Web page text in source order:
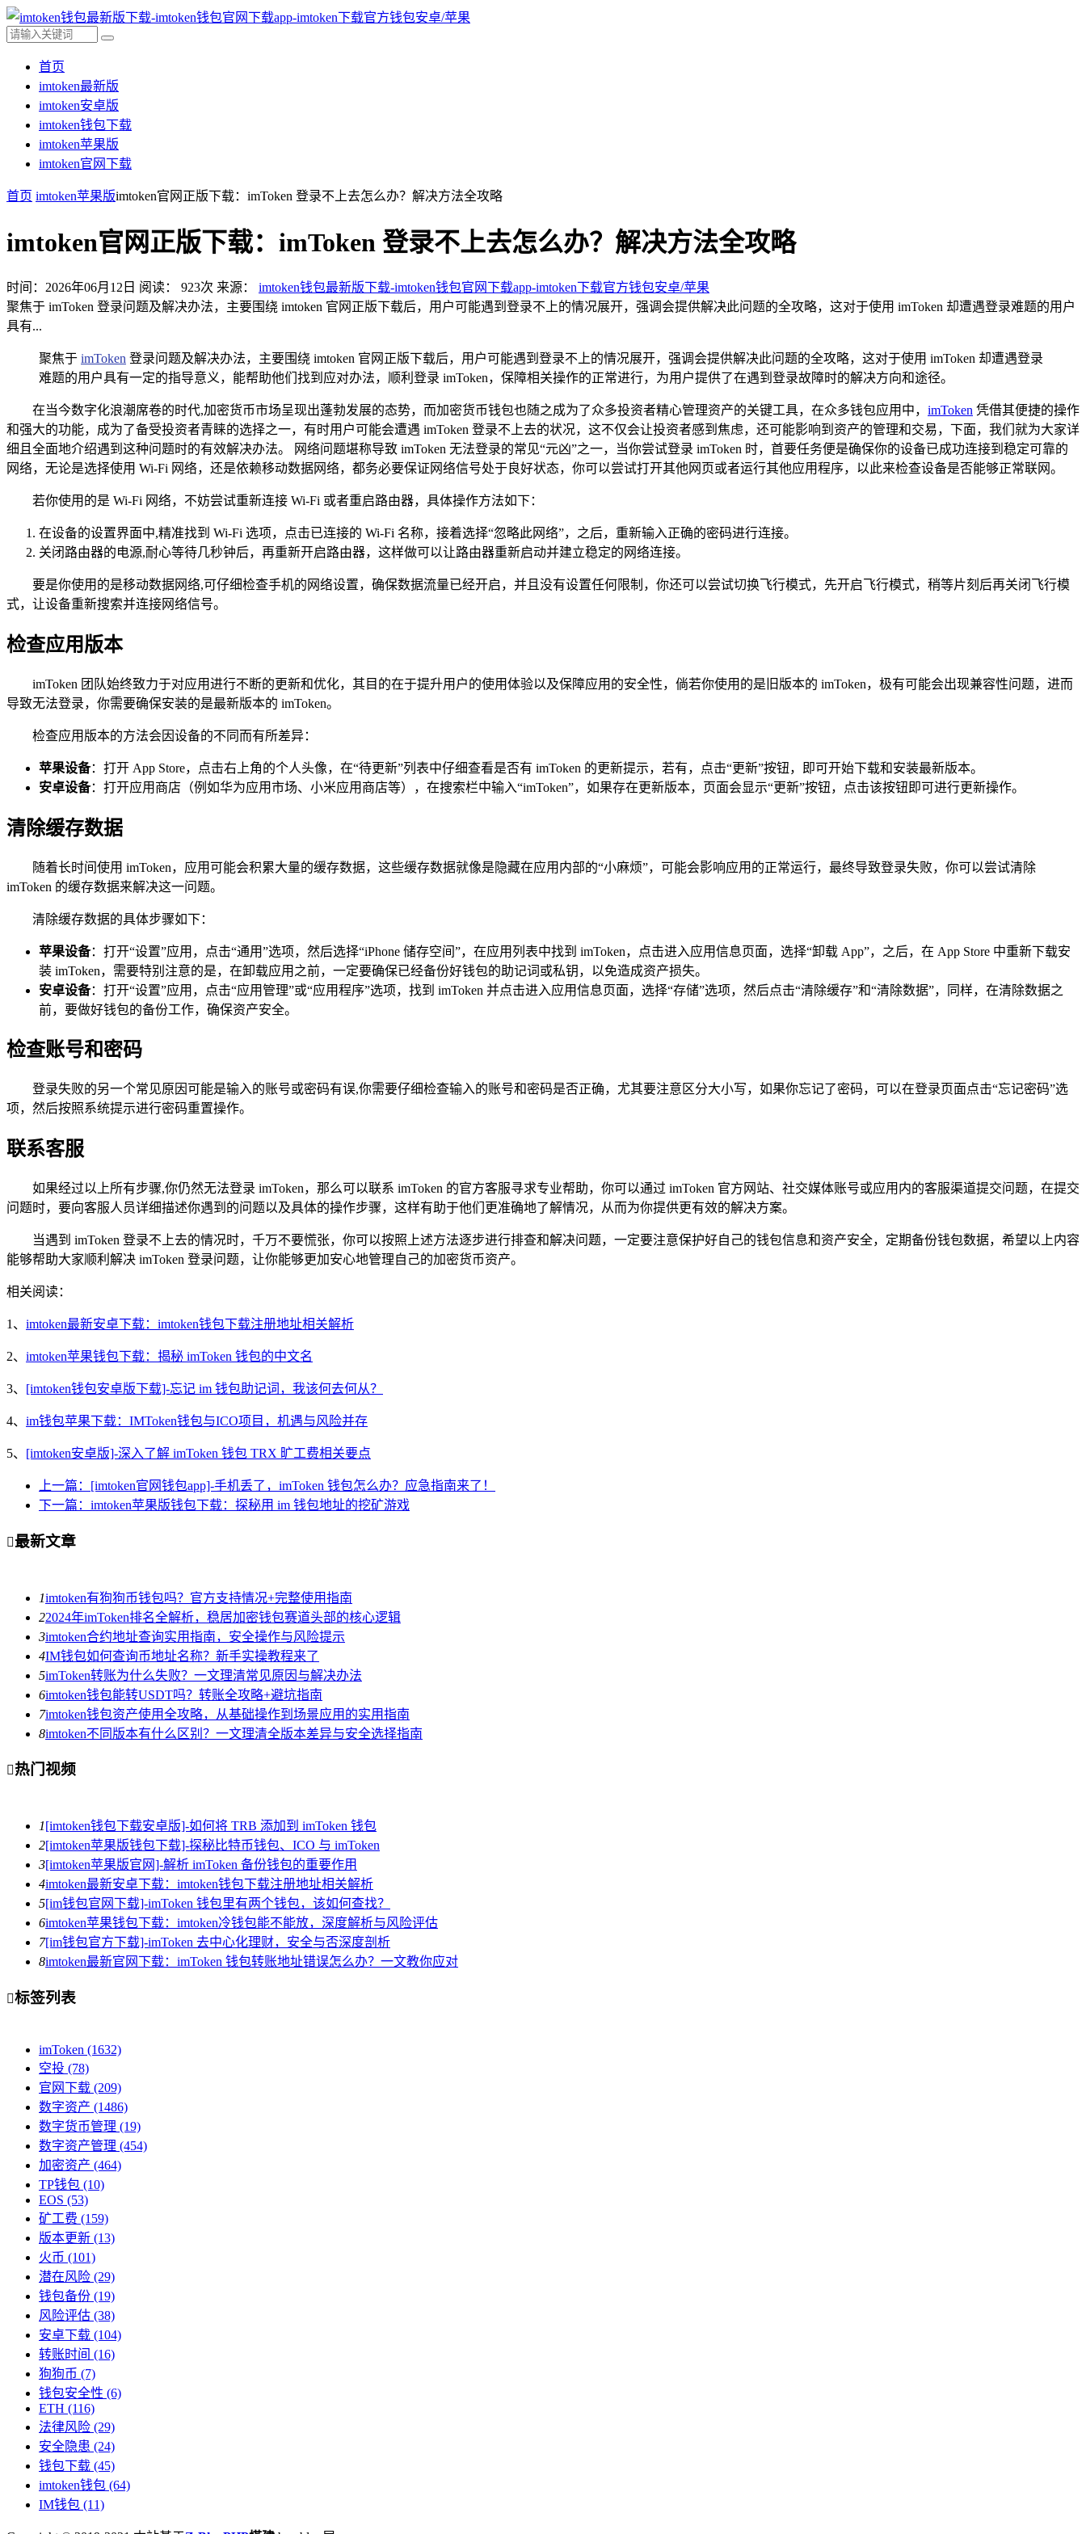
首页
imtoken最新版
imtoken安卓版
imtoken钱包下载
imtoken苹果版
imtoken官网下载
首页 imtoken苹果版imtoken官网正版下载：imToken 登录不上去怎么办？解决方法全攻略
imtoken官网正版下载：imToken 登录不上去怎么办？解决方法全攻略
时间：2026年06月12日 阅读： 923次 来源： imtoken钱包最新版下载-imtoken钱包官网下载app-imtoken下载官方钱包安卓/苹果
聚焦于 imToken 登录问题及解决办法，主要围绕 imtoken 官网正版下载后，用户可能遇到登录不上的情况展开，强调会提供解决此问题的全攻略，这对于使用 imToken 却遭遇登录难题的用户
具有...
聚焦于 imToken 登录问题及解决办法，主要围绕 imtoken 官网正版下载后，用户可能遇到登录不上的情况展开，强调会提供解决此问题的全攻略，这对于使用 imToken 却遭遇登录
难题的用户具有一定的指导意义，能帮助他们找到应对办法，顺利登录 imToken，保障相关操作的正常进行，为用户提供了在遇到登录故障时的解决方向和途径。
在当今数字化浪潮席卷的时代,加密货币市场呈现出蓬勃发展的态势，而加密货币钱包也随之成为了众多投资者精心管理资产的关键工具，在众多钱包应用中， imToken 凭借其便捷的操作
和强大的功能，成为了备受投资者青睐的选择之一，有时用户可能会遭遇 imToken 登录不上去的状况，这不仅会让投资者感到焦虑，还可能影响到资产的管理和交易，下面，我们就为大家详
细且全面地介绍遇到这种问题时的有效解决办法。 网络问题堪称导致 imToken 无法登录的常见“元凶”之一，当你尝试登录 imToken 时，首要任务便是确保你的设备已成功连接到稳定可靠的
网络，无论是选择使用 Wi-Fi 网络，还是依赖移动数据网络，都务必要保证网络信号处于良好状态，你可以尝试打开其他网页或者运行其他应用程序，以此来检查设备是否能够正常联网。
若你使用的是 Wi-Fi 网络，不妨尝试重新连接 Wi-Fi 或者重启路由器，具体操作方法如下：
在设备的设置界面中,精准找到 Wi-Fi 选项，点击已连接的 Wi-Fi 名称，接着选择“忽略此网络”，之后，重新输入正确的密码进行连接。
关闭路由器的电源,耐心等待几秒钟后，再重新开启路由器，这样做可以让路由器重新启动并建立稳定的网络连接。
要是你使用的是移动数据网络,可仔细检查手机的网络设置，确保数据流量已经开启，并且没有设置任何限制，你还可以尝试切换飞行模式，先开启飞行模式，稍等片刻后再关闭飞行模
式，让设备重新搜索并连接网络信号。
检查应用版本
imToken 团队始终致力于对应用进行不断的更新和优化，其目的在于提升用户的使用体验以及保障应用的安全性，倘若你使用的是旧版本的 imToken，极有可能会出现兼容性问题，进而
导致无法登录，你需要确保安装的是最新版本的 imToken。
检查应用版本的方法会因设备的不同而有所差异：
苹果设备：打开 App Store，点击右上角的个人头像，在“待更新”列表中仔细查看是否有 imToken 的更新提示，若有，点击“更新”按钮，即可开始下载和安装最新版本。
安卓设备：打开应用商店（例如华为应用市场、小米应用商店等），在搜索栏中输入“imToken”，如果存在更新版本，页面会显示“更新”按钮，点击该按钮即可进行更新操作。
清除缓存数据
随着长时间使用 imToken，应用可能会积累大量的缓存数据，这些缓存数据就像是隐藏在应用内部的“小麻烦”，可能会影响应用的正常运行，最终导致登录失败，你可以尝试清除
imToken 的缓存数据来解决这一问题。
清除缓存数据的具体步骤如下：
苹果设备：打开“设置”应用，点击“通用”选项，然后选择“iPhone 储存空间”，在应用列表中找到 imToken，点击进入应用信息页面，选择“卸载 App”，之后，在 App Store 中重新下载安
装 imToken，需要特别注意的是，在卸载应用之前，一定要确保已经备份好钱包的助记词或私钥，以免造成资产损失。
安卓设备：打开“设置”应用，点击“应用管理”或“应用程序”选项，找到 imToken 并点击进入应用信息页面，选择“存储”选项，然后点击“清除缓存”和“清除数据”，同样，在清除数据之
前，要做好钱包的备份工作，确保资产安全。
检查账号和密码
登录失败的另一个常见原因可能是输入的账号或密码有误,你需要仔细检查输入的账号和密码是否正确，尤其要注意区分大小写，如果你忘记了密码，可以在登录页面点击“忘记密码”选
项，然后按照系统提示进行密码重置操作。
联系客服
如果经过以上所有步骤,你仍然无法登录 imToken，那么可以联系 imToken 的官方客服寻求专业帮助，你可以通过 imToken 官方网站、社交媒体账号或应用内的客服渠道提交问题，在提交
问题时，要向客服人员详细描述你遇到的问题以及具体的操作步骤，这样有助于他们更准确地了解情况，从而为你提供更有效的解决方案。
当遇到 imToken 登录不上去的情况时，千万不要慌张，你可以按照上述方法逐步进行排查和解决问题，一定要注意保护好自己的钱包信息和资产安全，定期备份钱包数据，希望以上内容
能够帮助大家顺利解决 imToken 登录问题，让你能够更加安心地管理自己的加密货币资产。
相关阅读：
1、 imtoken最新安卓下载：imtoken钱包下载注册地址相关解析
2、 imtoken苹果钱包下载：揭秘 imToken 钱包的中文名
3、 [imtoken钱包安卓版下载]-忘记 im 钱包助记词，我该何去何从？
4、 im钱包苹果下载：IMToken钱包与ICO项目，机遇与风险并存
5、 [imtoken安卓版]-深入了解 imToken 钱包 TRX 旷工费相关要点
上一篇：[imtoken官网钱包app]-手机丢了，imToken 钱包怎么办？应急指南来了！
下一篇：imtoken苹果版钱包下载：探秘用 im 钱包地址的挖矿游戏
最新文章
1imtoken有狗狗币钱包吗？官方支持情况+完整使用指南
22024年imToken排名全解析，稳居加密钱包赛道头部的核心逻辑
3imtoken合约地址查询实用指南，安全操作与风险提示
4IM钱包如何查询币地址名称？新手实操教程来了
5imToken转账为什么失败？一文理清常见原因与解决办法
6imtoken钱包能转USDT吗？转账全攻略+避坑指南
7imtoken钱包资产使用全攻略，从基础操作到场景应用的实用指南
8imtoken不同版本有什么区别？一文理清全版本差异与安全选择指南
热门视频
1[imtoken钱包下载安卓版]-如何将 TRB 添加到 imToken 钱包
2[imtoken苹果版钱包下载]-探秘比特币钱包、ICO 与 imToken
3[imtoken苹果版官网]-解析 imToken 备份钱包的重要作用
4imtoken最新安卓下载：imtoken钱包下载注册地址相关解析
5[im钱包官网下载]-imToken 钱包里有两个钱包，该如何查找？
6imtoken苹果钱包下载：imtoken冷钱包能不能放，深度解析与风险评估
7[im钱包官方下载]-imToken 去中心化理财，安全与否深度剖析
8imtoken最新官网下载：imToken 钱包转账地址错误怎么办？一文教你应对
标签列表
imToken (1632)
空投 (78)
官网下载 (209)
数字资产 (1486)
数字货币管理 (19)
数字资产管理 (454)
加密资产 (464)
TP钱包 (10)
EOS (53)
矿工费 (159)
版本更新 (13)
火币 (101)
潜在风险 (29)
钱包备份 (19)
风险评估 (38)
安卓下载 (104)
转账时间 (16)
狗狗币 (7)
钱包安全性 (6)
ETH (116)
法律风险 (29)
安全隐患 (24)
钱包下载 (45)
imtoken钱包 (64)
IM钱包 (11)